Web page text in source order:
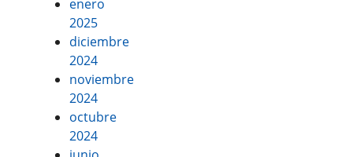
enero
2025
diciembre
2024
noviembre
2024
octubre
2024